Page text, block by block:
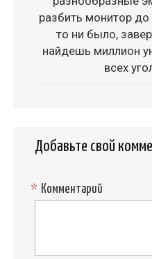
разбить монитор
то ни было,
найдешь миллион
всех
Добавьте свой
Комментарий
*